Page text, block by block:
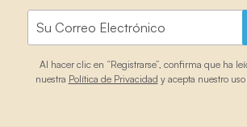
Al hacer clic en “Registrarse”, confirma que ha
nuestra Política de Privacidad y acepta nuestro